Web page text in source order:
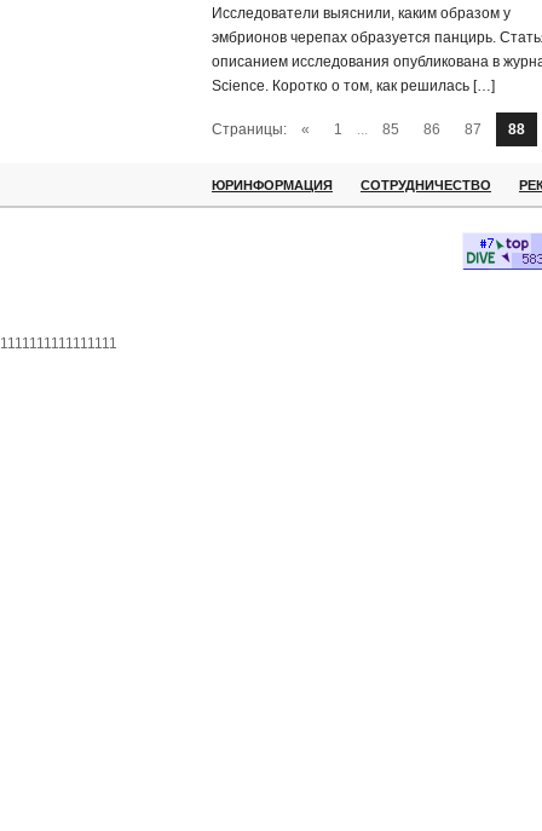
Исследователи выяснили, каким образом у
эмбрионов черепах образуется панцирь.
описанием исследования опубликована в
Science. Коротко о том, как решилась […]
Страницы: « 1 ... 85 86 87 88
ЮРИНФОРМАЦИЯ СОТРУДНИЧЕСТВО
1111111111111111